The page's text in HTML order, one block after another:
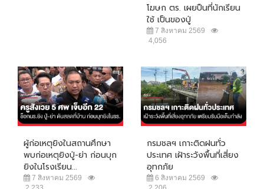
โฆษก ตร. เผยปืนที่นักเรียน
ใช้ เป็นของปู่
7 สิงหาคม 2569
4,056
ผู้ก่อเหตุยิงในสถานศึกษา
พบก่อเหตุยิงปู่-ย่า ก่อนบุก
ยิงในโรงเรียน...
7 สิงหาคม 2569
กรมชลฯ เกาะติดฝนทั่ว
ประเทศ เฝ้าระวังพื้นที่เสี่ยง
อุทกภัย
6 สิงหาคม 2569